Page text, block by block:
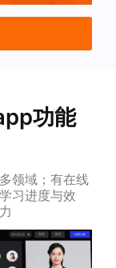
功能
领域；有在线
习进度与效